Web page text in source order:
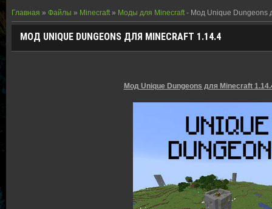
Главная » Файлы » Minecraft» Моды для Minecraft- Мод Unique Dungeons
МОД UNIQUE DUNGEONS ДЛЯ MINECRAFT 1.14.4
Мод Unique Dungeons для Minecraft